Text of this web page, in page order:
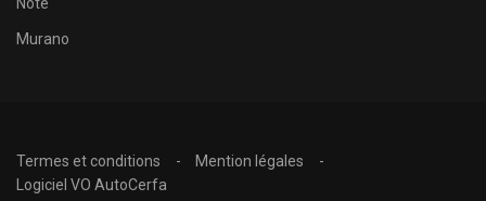
Murano
Termes et conditions
Mention légales
Logiciel VO AutoCerfa